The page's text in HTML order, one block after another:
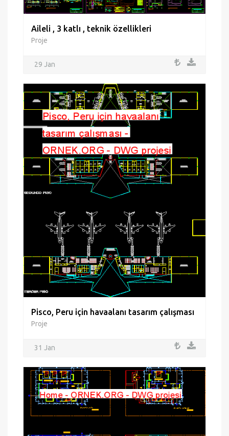
Aileli , 3 katlı , teknik özellikleri
Proje
29 Jan
Pisco, Peru için havaalanı tasarım çalışması
Proje
31 Jan